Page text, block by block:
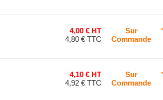
4,00 € HT
4,80 € TTC
Sur
Commande
4,10 € HT
4,92 € TTC
Sur
Commande